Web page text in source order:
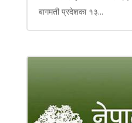
बागमती प्रदेशका १३...